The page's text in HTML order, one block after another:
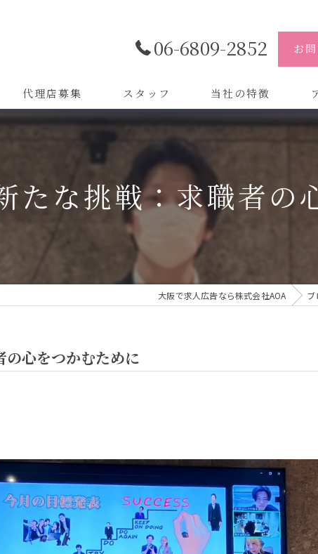
06-6809-2852 お
代理店募集 スタッフ 当社の特徴
制作
バイトル
会社
たな挑戦：求職者の
大阪で求人広告なら株式会社AOA ブ
の心をつかむために